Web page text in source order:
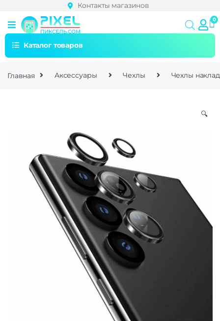
Контакты магазинов
Каталог товаров
Главная Аксессуары Чехлы Чехлы
🔍